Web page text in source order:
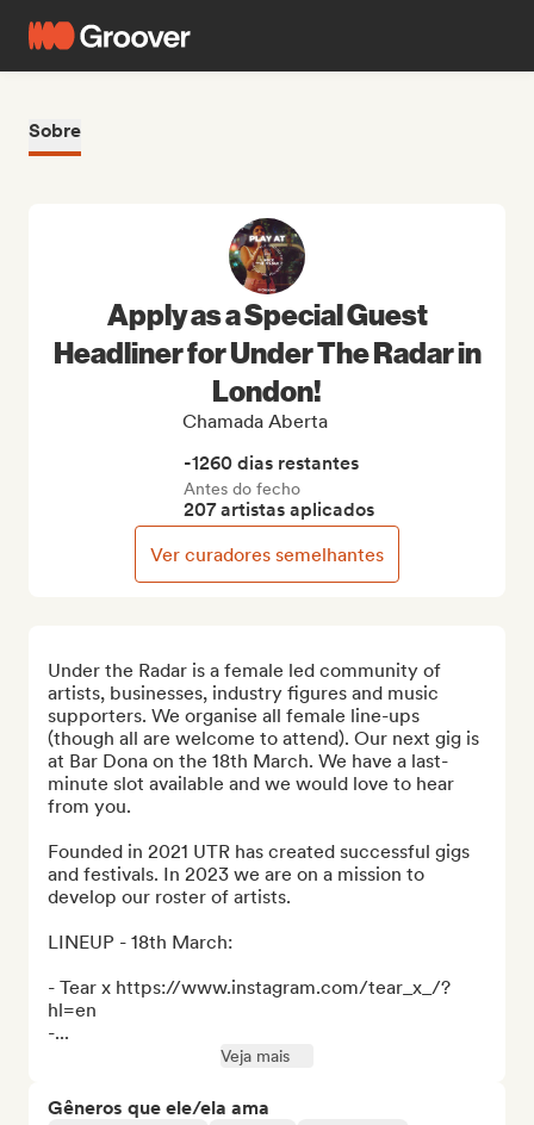
Sobre
Under the Radar is a female led community of
artists, businesses, industry figures and music
supporters. We organise all female line-ups
(though all are welcome to attend). Our next gig is
at Bar Dona on the 18th March. We have a last-
minute slot available and we would love to hear
from you.
Founded in 2021 UTR has created successful gigs
and festivals. In 2023 we are on a mission to
develop our roster of artists.
LINEUP - 18th March:
- Tear x https://www.instagram.com/tear_x_/?
hl=en
-...
Veja mais
Gêneros que ele/ela ama
Apply as a Special Guest
Headliner for Under The Radar in
London!
Chamada Aberta
-1260 dias restantes
Antes do fecho
207 artistas aplicados
Ver curadores semelhantes